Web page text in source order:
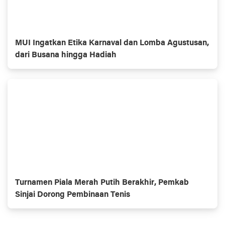
MUI Ingatkan Etika Karnaval dan Lomba Agustusan,
dari Busana hingga Hadiah
Turnamen Piala Merah Putih Berakhir, Pemkab
Sinjai Dorong Pembinaan Tenis